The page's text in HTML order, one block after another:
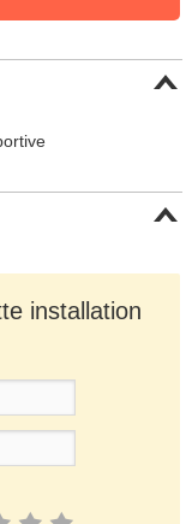
installation